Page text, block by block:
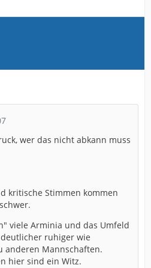
wer das nicht abkann muss
kritische Stimmen kommen
viele Arminia und das Umfeld
ruhiger wie
anderen Mannschaften.
hier sind ein Witz.